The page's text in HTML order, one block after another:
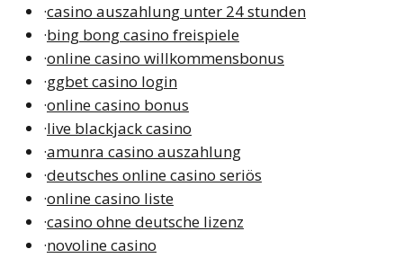
·casino auszahlung unter 24 stunden
·bing bong casino freispiele
·online casino willkommensbonus
·ggbet casino login
·online casino bonus
·live blackjack casino
·amunra casino auszahlung
·deutsches online casino seriös
·online casino liste
·casino ohne deutsche lizenz
·novoline casino